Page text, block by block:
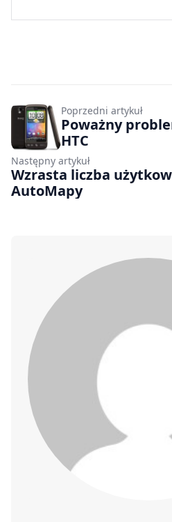
Poprzedni artykuł
Poważny
HTC
Następny artykuł
Wzrasta liczba
AutoMapy